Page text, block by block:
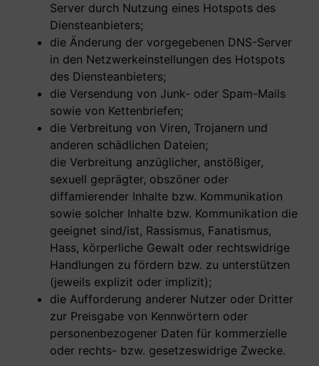
Server durch Nutzung eines Hotspots des
Diensteanbieters;
die Änderung der vorgegebenen DNS-Server
in den Netzwerkeinstellungen des Hotspots
des Diensteanbieters;
die Versendung von Junk- oder Spam-Mails
sowie von Kettenbriefen;
die Verbreitung von Viren, Trojanern und
anderen schädlichen Dateien;
die Verbreitung anzüglicher, anstößiger,
sexuell geprägter, obszöner oder
diffamierender Inhalte bzw. Kommunikation
sowie solcher Inhalte bzw. Kommunikation die
geeignet sind/ist, Rassismus, Fanatismus,
Hass, körperliche Gewalt oder rechtswidrige
Handlungen zu fördern bzw. zu unterstützen
(jeweils explizit oder implizit);
die Aufforderung anderer Nutzer oder Dritter
zur Preisgabe von Kennwörtern oder
personenbezogener Daten für kommerzielle
oder rechts- bzw. gesetzeswidrige Zwecke.